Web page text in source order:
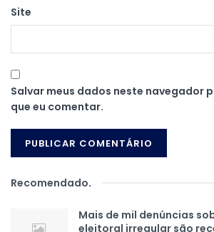
Site
Salvar meus dados neste navegador
que eu comentar.
Recomendado.
Mais de mil denúncias
eleitoral irregular são